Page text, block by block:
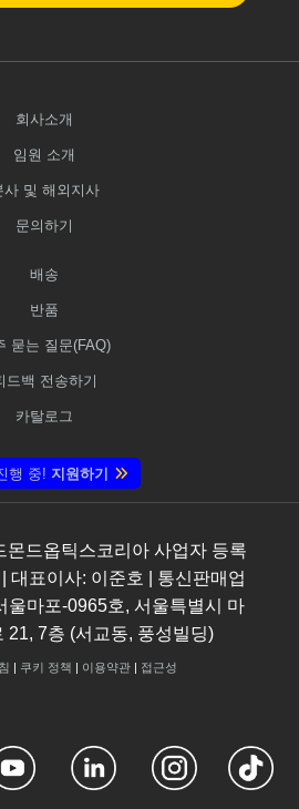
회사소개
임원 소개
사 및 해외지사
문의하기
배송
반품
묻는 질문(FAQ)
드백 전송하기
카탈로그
행 중! 지원하기
몬드옵틱스코리아 사업자 등록
대표이사: 이준호 | 통신판매업
울마포-0965호, 서울특별시 마
21, 7층 (서교동, 풍성빌딩)
| 쿠키 정책 | 이용약관| 접근성